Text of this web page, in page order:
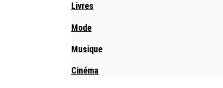
Livres
Mode
Musique
Cinéma